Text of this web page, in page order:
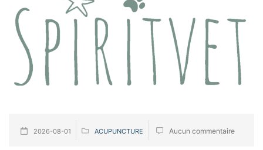
2026-08-01 ACUPUNCTURE Aucun commentaire